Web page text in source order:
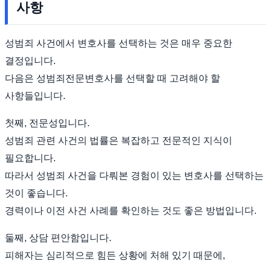
사항
성범죄 사건에서 변호사를 선택하는 것은 매우 중요한
결정입니다.
다음은 성범죄전문변호사를 선택할 때 고려해야 할
사항들입니다.
첫째, 전문성입니다.
성범죄 관련 사건의 법률은 복잡하고 전문적인 지식이
필요합니다.
따라서 성범죄 사건을 다뤄본 경험이 있는 변호사를 선택하는
것이 좋습니다.
경력이나 이전 사건 사례를 확인하는 것도 좋은 방법입니다.
둘째, 상담 편안함입니다.
피해자는 심리적으로 힘든 상황에 처해 있기 때문에,